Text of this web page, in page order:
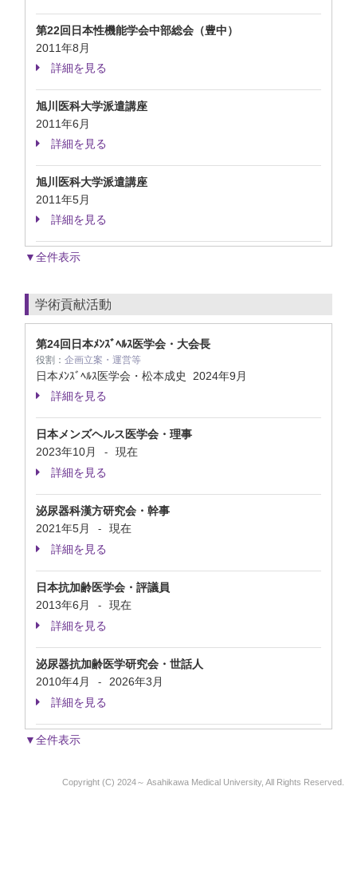
第22回日本性機能学会中部総会（豊中）
2011年8月
詳細を見る
旭川医科大学派遣講座
2011年6月
詳細を見る
旭川医科大学派遣講座
2011年5月
詳細を見る
▼全件表示
学術貢献活動
第24回日本ﾒﾝｽﾞﾍﾙｽ医学会・大会長
役割： 企画立案・運営等
日本ﾒﾝｽﾞﾍﾙｽ医学会・松本成史 2024年9月
詳細を見る
日本メンズヘルス医学会・理事
2023年10月
-
現在
詳細を見る
泌尿器科漢方研究会・幹事
2021年5月
-
現在
詳細を見る
日本抗加齢医学会・評議員
2013年6月
-
現在
詳細を見る
泌尿器抗加齢医学研究会・世話人
2010年4月
-
2026年3月
詳細を見る
▼全件表示
Copyright (C) 2024～ Asahikawa Medical University, All Rights Reserved.